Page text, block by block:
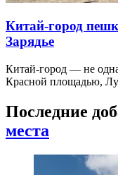
Китай-город
Зарядье
Китай-город — не
Красной площадью,
Последние
места